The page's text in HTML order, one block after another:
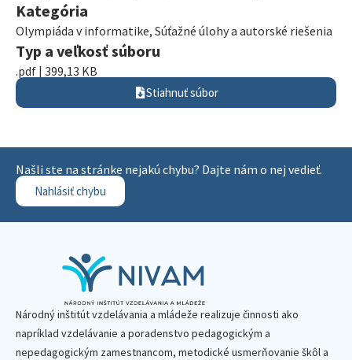
Kategória
Olympiáda v informatike, Súťažné úlohy a autorské riešenia
Typ a veľkosť súboru
.pdf | 399,13 KB
Stiahnuť súbor
Našli ste na stránke nejakú chybu? Dajte nám o nej vedieť.
Nahlásiť chybu
Národný inštitút vzdelávania a mládeže realizuje činnosti ako
napríklad vzdelávanie a poradenstvo pedagogickým a
nepedagogickým zamestnancom, metodické usmerňovanie škôl a